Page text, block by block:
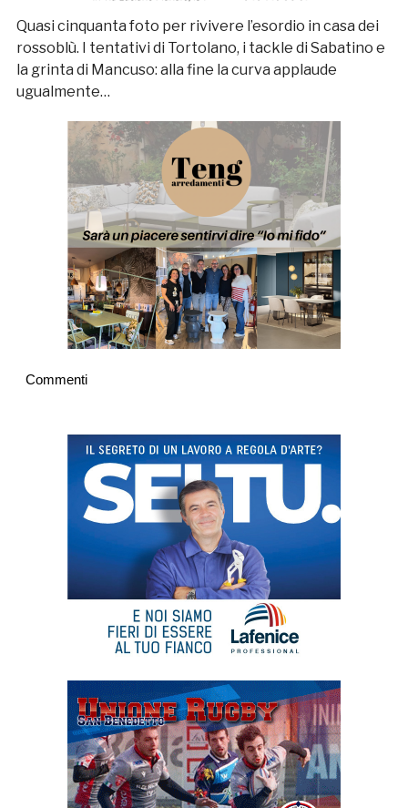
Quasi cinquanta foto per rivivere l’esordio in casa dei
rossoblù. I tentativi di Tortolano, i tackle di Sabatino e
la grinta di Mancuso: alla fine la curva applaude
ugualmente…
Commenti